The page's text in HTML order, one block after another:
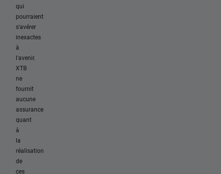
qui
pourraient
s'avérer
inexactes
à
l'avenir.
XTB
ne
fournit
aucune
assurance
quant
à
la
réalisation
de
ces